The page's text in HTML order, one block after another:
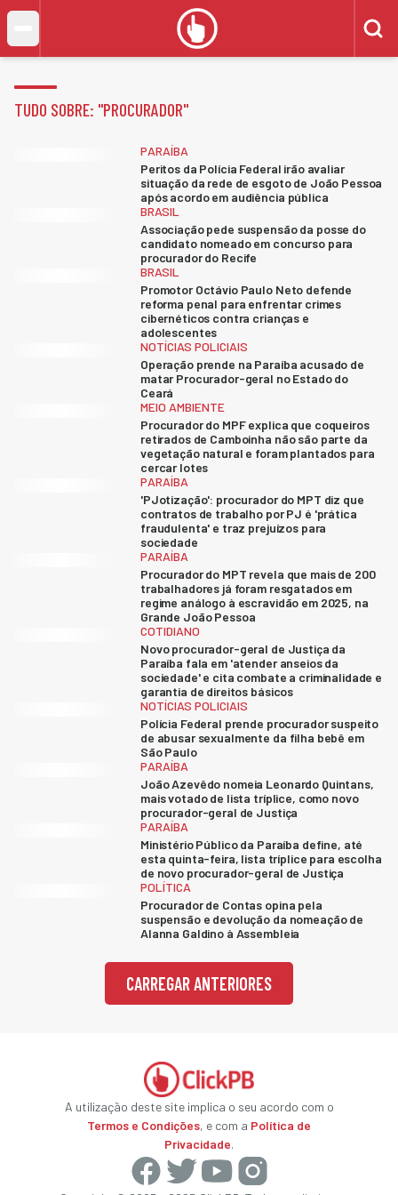
TUDO SOBRE: "PROCURADOR"
PARAÍBA
Peritos da Polícia Federal irão avaliar
situação da rede de esgoto de João Pessoa
após acordo em audiência pública
BRASIL
Associação pede suspensão da posse do
candidato nomeado em concurso para
procurador do Recife
BRASIL
Promotor Octávio Paulo Neto defende
reforma penal para enfrentar crimes
cibernéticos contra crianças e
adolescentes
NOTÍCIAS POLICIAIS
Operação prende na Paraíba acusado de
matar Procurador-geral no Estado do
Ceará
MEIO AMBIENTE
Procurador do MPF explica que coqueiros
retirados de Camboinha não são parte da
vegetação natural e foram plantados para
cercar lotes
PARAÍBA
'PJotização': procurador do MPT diz que
contratos de trabalho por PJ é 'prática
fraudulenta' e traz prejuízos para
sociedade
PARAÍBA
Procurador do MPT revela que mais de 200
trabalhadores já foram resgatados em
regime análogo à escravidão em 2025, na
Grande João Pessoa
COTIDIANO
Novo procurador-geral de Justiça da
Paraíba fala em 'atender anseios da
sociedade' e cita combate a criminalidade e
garantia de direitos básicos
NOTÍCIAS POLICIAIS
Polícia Federal prende procurador suspeito
de abusar sexualmente da filha bebê em
São Paulo
PARAÍBA
João Azevêdo nomeia Leonardo Quintans,
mais votado de lista tríplice, como novo
procurador-geral de Justiça
PARAÍBA
Ministério Público da Paraíba define, até
esta quinta-feira, lista tríplice para escolha
de novo procurador-geral de Justiça
POLÍTICA
Procurador de Contas opina pela
suspensão e devolução da nomeação de
Alanna Galdino à Assembleia
CARREGAR ANTERIORES
A utilização deste site implica o seu acordo com o
Termos e Condições, e com a Política de
Privacidade.